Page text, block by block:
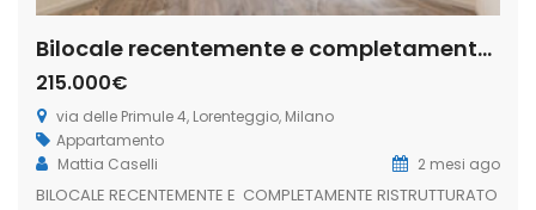
Bilocale recentemente e completamente via delle Primule 4, Lorenteggio, Milano (Rif. IFM214)
215.000€
via delle Primule 4, Lorenteggio, Milano
Appartamento
Mattia Caselli
2 mesi ago
BILOCALE RECENTEMENTE E COMPLETAMENTE RISTRUTTURATO